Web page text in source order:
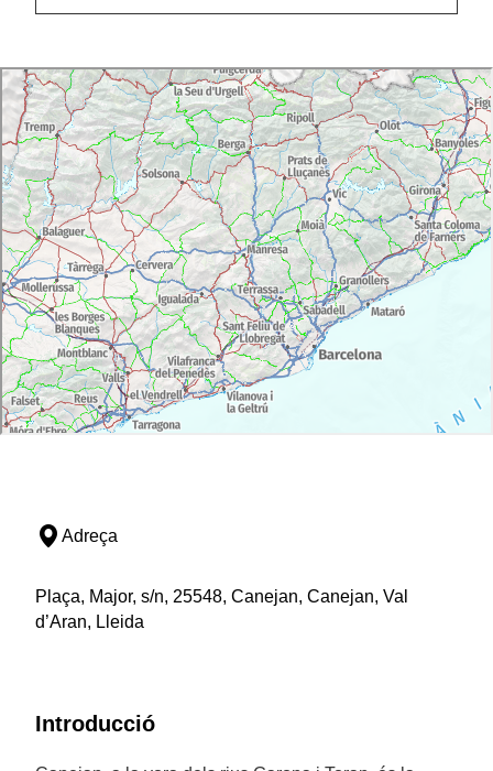
Adreça
Plaça, Major, s/n, 25548, Canejan, Canejan, Val
d’Aran, Lleida
Introducció